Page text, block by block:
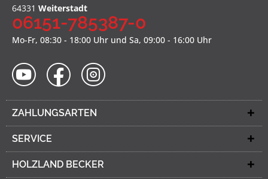
64331 Weiterstadt
06151-785387-0
Mo-Fr, 08:30 - 18:00 Uhr und Sa, 09:00 - 16:00 Uhr
ZAHLUNGSARTEN
SERVICE
HOLZLAND BECKER